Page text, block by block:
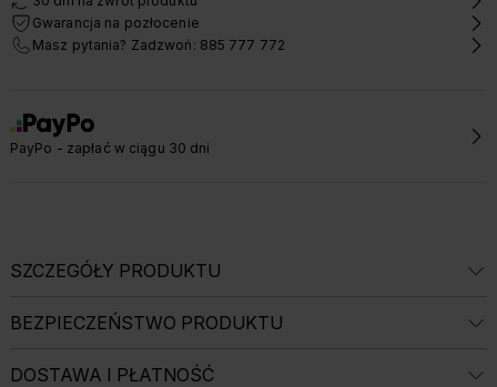
Gwarancja na pozłocenie
Masz pytania? Zadzwoń: 885 777 772
PayPo - zapłać w ciągu 30 dni
SZCZEGÓŁY PRODUKTU
BEZPIECZEŃSTWO PRODUKTU
DOSTAWA I PŁATNOŚĆ